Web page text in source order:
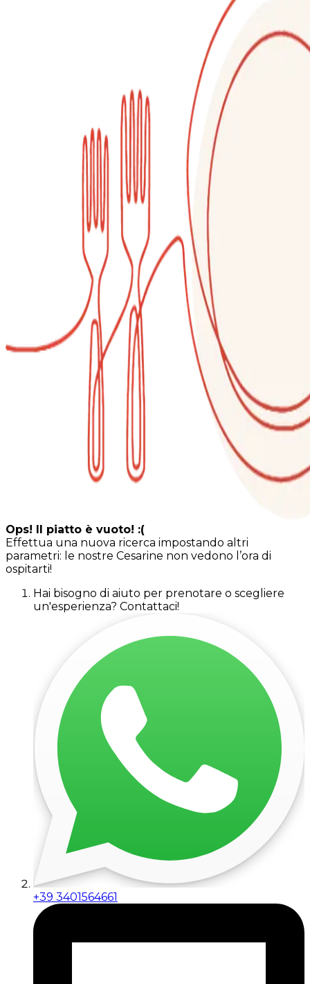
Ops! Il piatto è vuoto! :(
Effettua una nuova ricerca impostando altri
parametri: le nostre Cesarine non vedono l’ora di
ospitarti!
Hai bisogno di aiuto per prenotare o scegliere
un'esperienza? Contattaci!
+39 3401564661